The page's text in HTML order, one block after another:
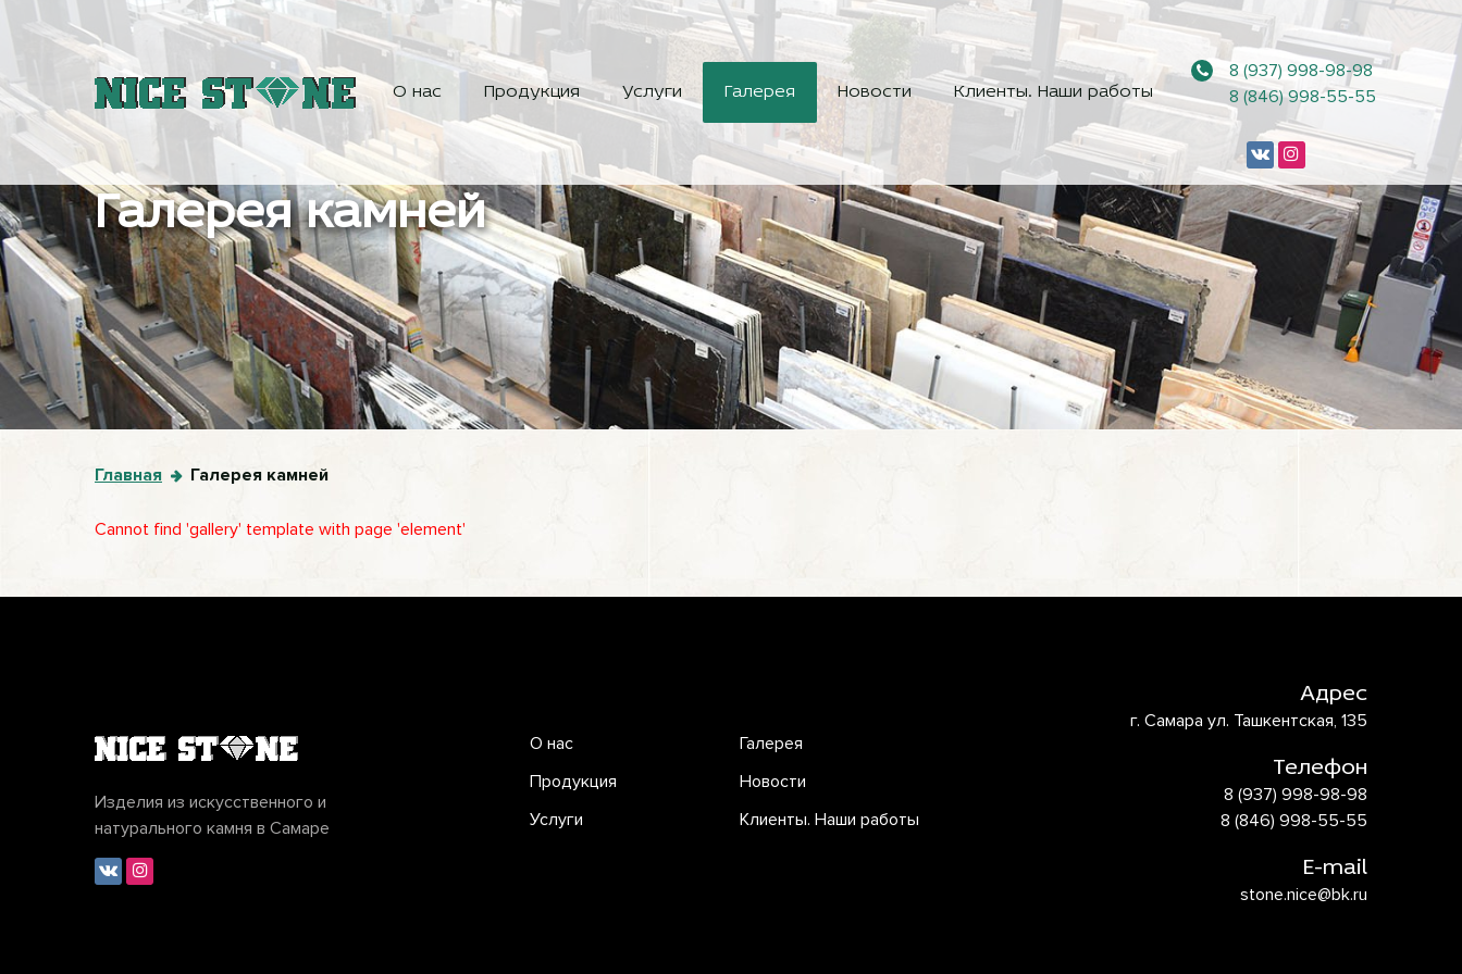
О нас Продукция Услуги Галерея Новости Клиенты. Наши работы
8 (937) 998-98-98
8 (846) 998-55-55
Галерея камней
Главная Галерея камней
Cannot find 'gallery' template with page 'element'
Изделия из искусственного и
натурального камня в Самаре
О нас
Продукция
Услуги
Галерея
Новости
Клиенты. Наши работы
Адрес
г. Самара ул. Ташкентская, 135
Телефон
8 (937) 998-98-98
8 (846) 998-55-55
E-mail
stone.nice@bk.ru